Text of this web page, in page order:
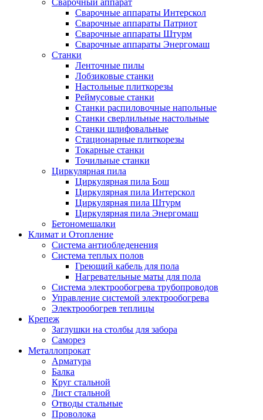
Сварочный аппарат
Сварочные аппараты Интерскол
Сварочные аппараты Патриот
Сварочные аппараты Штурм
Сварочные аппараты Энергомаш
Станки
Ленточные пилы
Лобзиковые станки
Настольные плиткорезы
Реймусовые станки
Станки распиловочные напольные
Станки сверлильные настольные
Станки шлифовальные
Стационарные плиткорезы
Токарные станки
Точильные станки
Циркулярная пила
Циркулярная пила Бош
Циркулярная пила Интерскол
Циркулярная пила Штурм
Циркулярная пила Энергомаш
Бетономешалки
Климат и Отопление
Система антиобледенения
Система теплых полов
Греющий кабель для пола
Нагревательные маты для пола
Система электрообогрева трубопроводов
Управление системой электрообогрева
Электрообогрев теплицы
Крепеж
Заглушки на столбы для забора
Саморез
Металлопрокат
Арматура
Балка
Круг стальной
Лист стальной
Отводы стальные
Проволока